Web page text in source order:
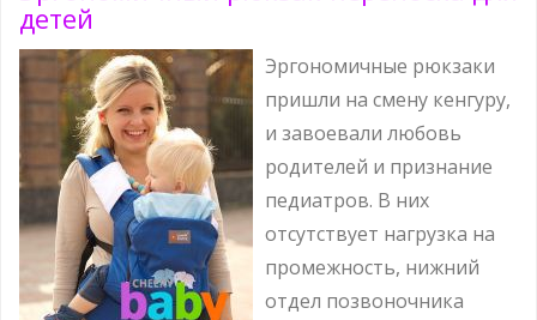
детей
Эргономичные рюкзаки
пришли на смену кенгуру,
и завоевали любовь
родителей и признание
педиатров. В них
отсутствует нагрузка на
промежность, нижний
отдел позвоночника